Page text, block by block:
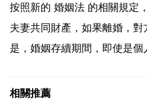
礎上，如果有脅迫 欺詐的情
效。...
按照新的 婚姻法 的相關規定
夫妻共同財產，如果離婚，
是，婚姻存續期間，即使是個
收益，開辦公司所獲得的利潤
相關推薦